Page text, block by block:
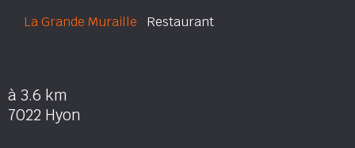
La Grande Muraille Restaurant
à 3.6 km
7022 Hyon